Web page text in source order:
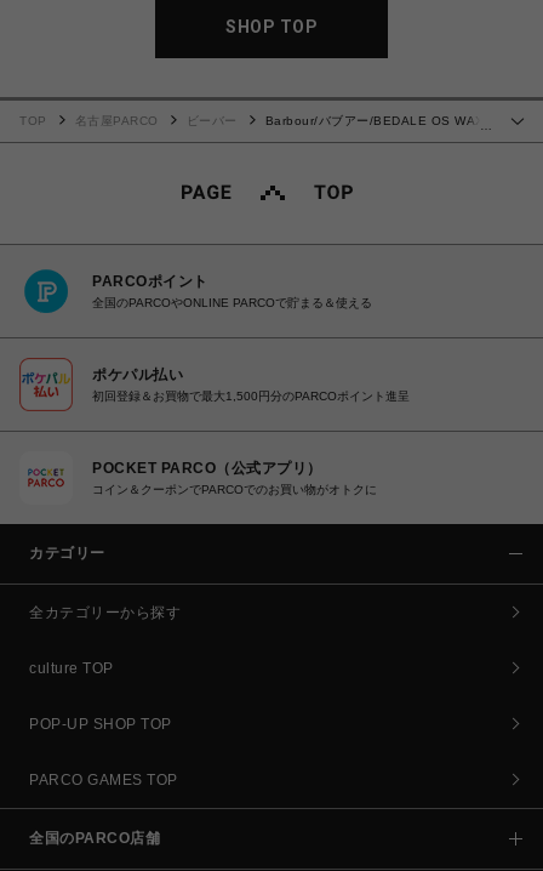
SHOP TOP
…
TOP 名古屋PARCO ビーバー
Barbour/バブアー/BEDALE OS WAX
PARCOポイント
全国のPARCOやONLINE PARCOで貯まる＆使える
ポケパル払い
初回登録＆お買物で最大1,500円分のPARCOポイント進呈
POCKET PARCO（公式アプリ）
コイン＆クーポンでPARCOでのお買い物がオトクに
カテゴリー
全カテゴリーから探す
culture TOP
POP-UP SHOP TOP
PARCO GAMES TOP
全国のPARCO店舗